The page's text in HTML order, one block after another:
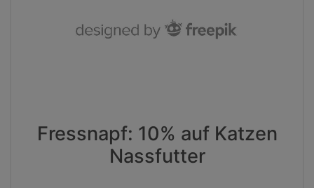
Fressnapf: 10% auf Katzen
Nassfutter